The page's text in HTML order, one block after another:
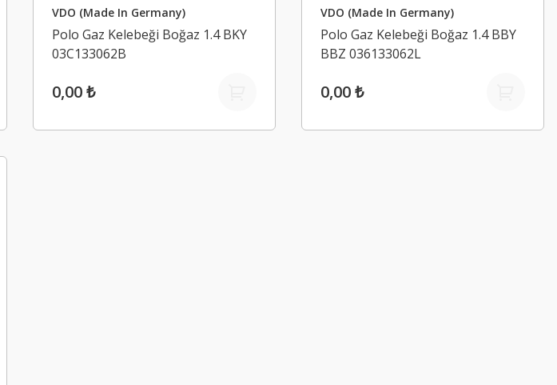
VDO (Made In Germany)
Polo Gaz Kelebeği Boğaz 1.4 BKY
03C133062B
0,00 ₺
VDO (Made In Germany)
Polo Gaz Kelebeği Boğaz 1.4 BBY
BBZ 036133062L
0,00 ₺